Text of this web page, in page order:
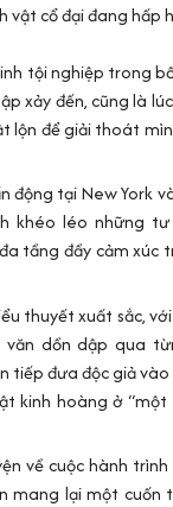
cổ đại đang hấp
tội nghiệp trong
xảy đến, cũng là
lộn để giải thoát
động tại New York
khéo léo những
tầng đầy cảm xúc
thuyết xuất sắc,
dồn dập qua
tiếp đưa độc giả
kinh hoàng ở “một
về cuộc hành
mang lại một cuốn